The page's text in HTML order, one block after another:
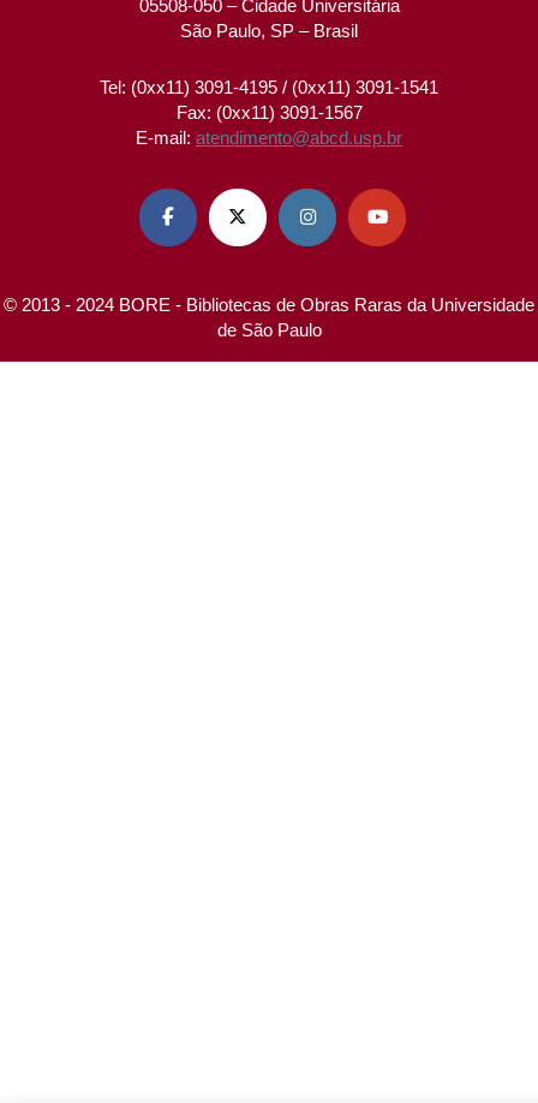
05508-050 – Cidade Universitária
São Paulo, SP – Brasil
Tel: (0xx11) 3091-4195 / (0xx11) 3091-1541
Fax: (0xx11) 3091-1567
E-mail: atendimento@abcd.usp.br
   
© 2013 - 2024 BORE - Bibliotecas de Obras Raras da Universidade
de São Paulo